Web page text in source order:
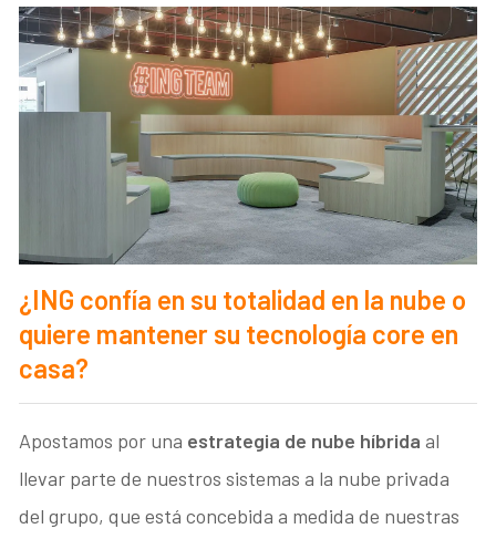
¿ING confía en su totalidad en la nube o
quiere mantener su tecnología core en
casa?
Apostamos por una estrategia de nube híbrida al
llevar parte de nuestros sistemas a la nube privada
del grupo, que está concebida a medida de nuestras